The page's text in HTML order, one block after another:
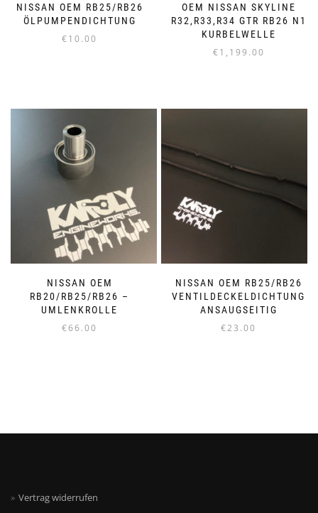
NISSAN OEM RB25/RB26
ÖLPUMPENDICHTUNG
€10.00
OEM NISSAN SKYLINE
R32,R33,R34 GTR RB26 N1
KURBELWELLE
€1,199.00
NISSAN OEM
RB20/RB25/RB26 –
UMLENKROLLE
€66.00
NISSAN OEM RB25/RB26
VENTILDECKELDICHTUNG
ANSAUGSEITIG
€23.00
Vertrag widerrufen